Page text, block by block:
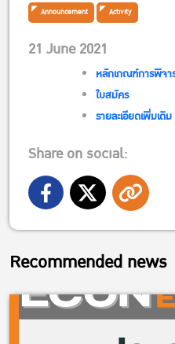
Announcement Activity
21 June 2021
หลักเกณฑ์การพิจ
ใบสมัคร
รายละเอียดเพิ่มเติม
Share on social:
Recommended news